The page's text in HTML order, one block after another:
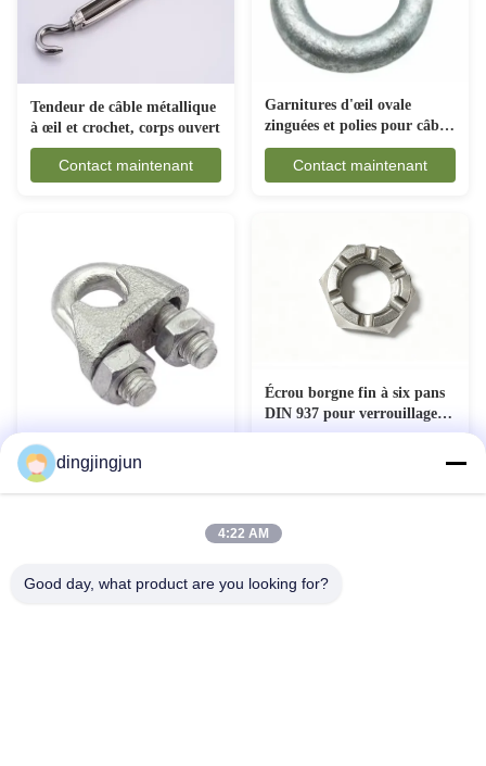
Tendeur de câble métallique
à œil et crochet, corps ouvert
Contact maintenant
Garnitures d'œil ovale
zinguées et polies pour câbles
électriques
Contact maintenant
Clampes de câbles
personnalisées DIN 741 avec
galvanisation à chaud et
Écrou borgne fin à six pans
DIN 937 pour verrouillage
de précision
dingjingjun
4:22 AM
Good day, what product are you looking for?